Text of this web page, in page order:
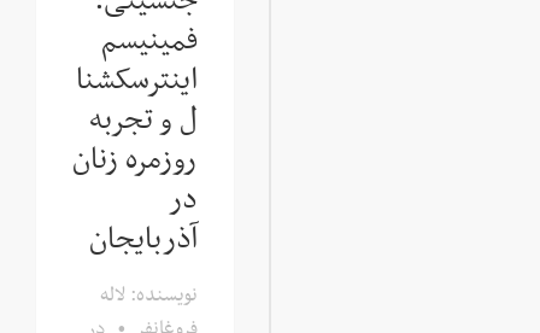
فمینیسم
اینترسکشنا
ل و تجربه
روزمره زنان
در
آذربایجان
نویسنده: لاله